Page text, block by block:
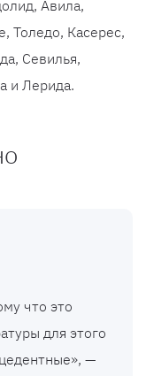
Авила,
Толедо, Касерес,
Севилья,
и Лерида.
что это
для этого
—